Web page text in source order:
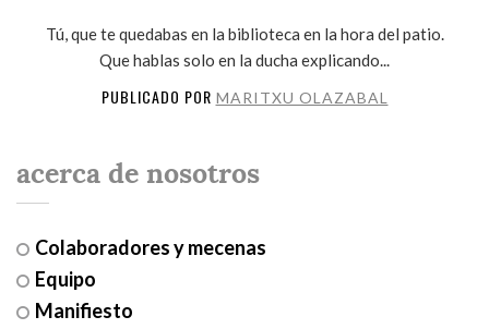
Tú, que te quedabas en la biblioteca en la hora del patio.
Que hablas solo en la ducha explicando...
PUBLICADO POR MARITXU OLAZABAL
acerca de nosotros
Colaboradores y mecenas
Equipo
Manifiesto